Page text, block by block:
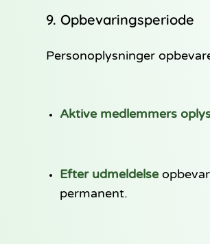
9. Opbevaringsperiode
Personoplysninger
Aktive medlemmers
Efter udmeldelse
permanent.